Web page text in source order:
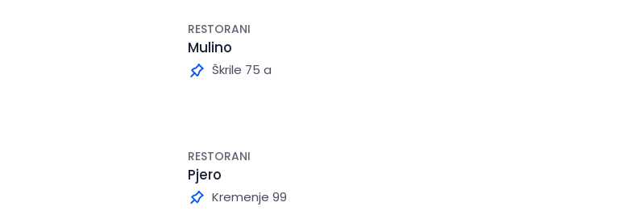
RESTORANI
Mulino
Škrile 75 a
RESTORANI
Pjero
Kremenje 99